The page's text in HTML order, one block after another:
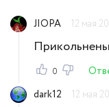
JIOPA 12 мая
0
dark12
12 мая